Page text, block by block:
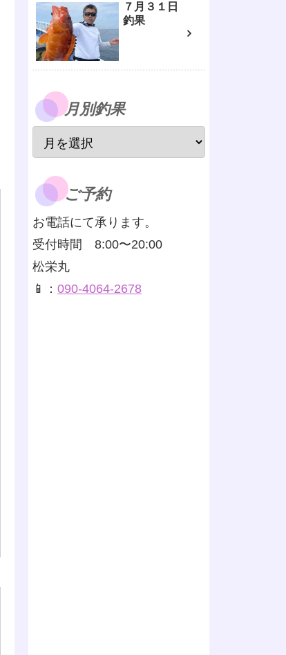
７月３１日
釣果
月別釣果
ご予約
お電話にて承ります。
受付時間 8:00〜20:00
松栄丸
📱： 090-4064-2678